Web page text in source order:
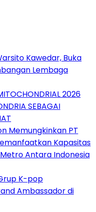
Kawedar, Buka
Lembaga
2026
SEBAGAI
Memungkinkan PT
Kapasitas
Antara Indonesia
K-pop
Ambassador di